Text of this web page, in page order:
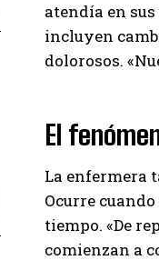
atendía en
incluyen
dolorosos.
El
La enfermera
Ocurre
tiempo. «De
comienzan a